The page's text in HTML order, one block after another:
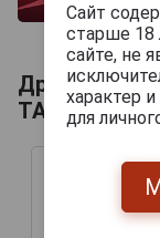
Другие
TARIQUET
Сайт
старше 18
сайте, не
характер
для